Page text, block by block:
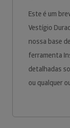
Este é um
Vestígio
nossa base
ferramenta
detalhadas
ou qualquer